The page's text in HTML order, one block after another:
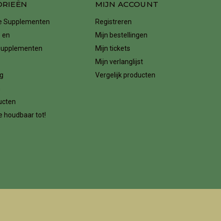
Supplementen
en
houdbaar tot!
MIJN ACCOUNT
Registreren
Mijn bestellingen
Mijn tickets
Mijn verlanglijst
Vergelijk producten